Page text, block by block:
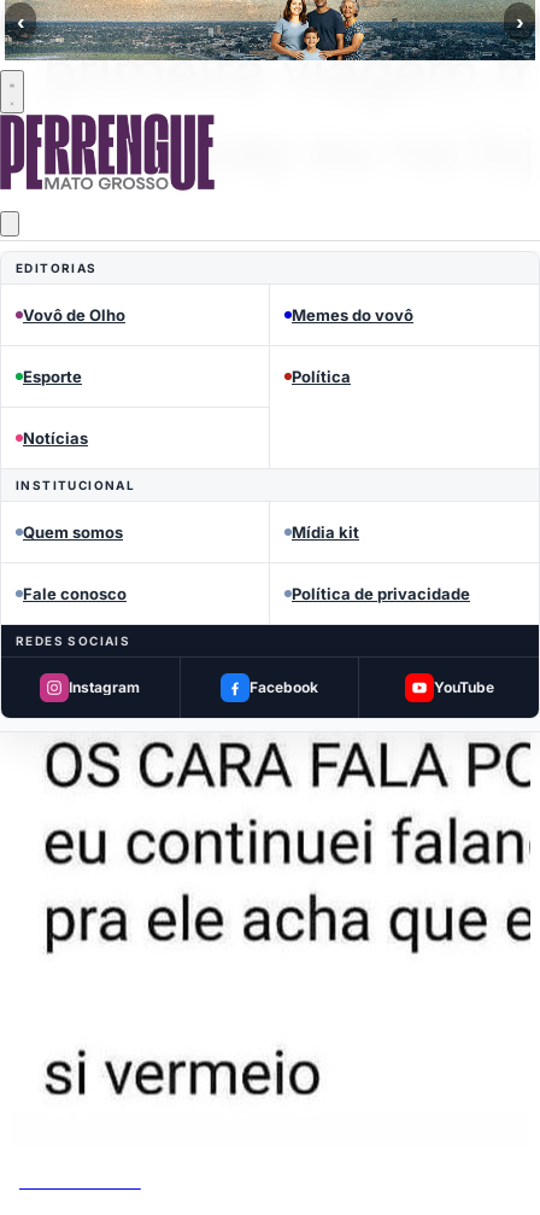
‹ ›
EDITORIAS
Vovô de Olho Memes do vovô
Esporte Política
Notícias
INSTITUCIONAL
Quem somos Mídia kit
Fale conosco Política de privacidade
REDES SOCIAIS
Instagram Facebook YouTube